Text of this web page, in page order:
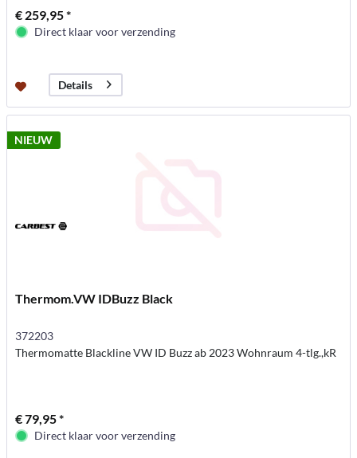
€ 259,95 *
Direct klaar voor verzending
Details
NIEUW
Thermom.VW IDBuzz Black
372203
Thermomatte Blackline VW ID Buzz ab 2023 Wohnraum 4-tlg.,kR
€ 79,95 *
Direct klaar voor verzending